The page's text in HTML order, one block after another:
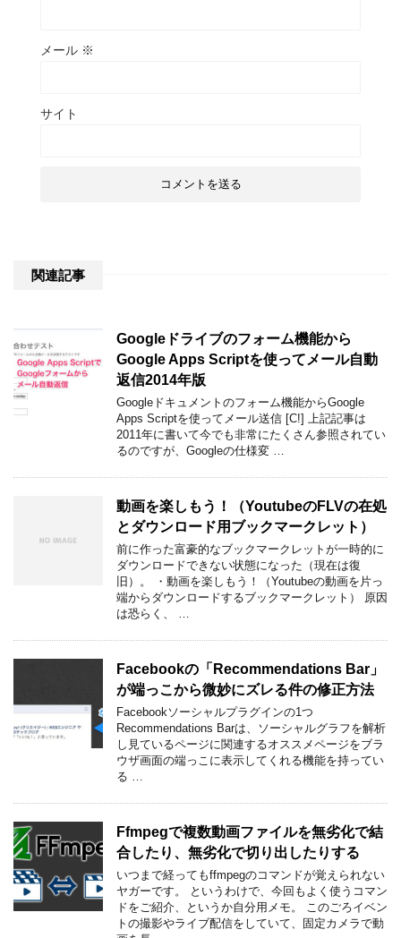
メール ※
サイト
関連記事
Googleドライブのフォーム機能から
Google Apps Scriptを使ってメール自動
返信2014年版
Googleドキュメントのフォーム機能からGoogle
Apps Scriptを使ってメール送信 [C!] 上記記事は
2011年に書いて今でも非常にたくさん参照されてい
るのですが、Googleの仕様変 …
動画を楽しもう！（YoutubeのFLVの在処
とダウンロード用ブックマークレット）
前に作った富豪的なブックマークレットが一時的に
ダウンロードできない状態になった（現在は復
旧）。 ・動画を楽しもう！（Youtubeの動画を片っ
端からダウンロードするブックマークレット） 原因
は恐らく、 …
Facebookの「Recommendations Bar」
が端っこから微妙にズレる件の修正方法
Facebookソーシャルプラグインの1つ
Recommendations Barは、ソーシャルグラフを解析
し見ているページに関連するオススメページをブラ
ウザ画面の端っこに表示してくれる機能を持ってい
る …
Ffmpegで複数動画ファイルを無劣化で結
合したり、無劣化で切り出したりする
いつまで経ってもffmpegのコマンドが覚えられない
ヤガーです。 というわけで、今回もよく使うコマン
ドをご紹介、というか自分用メモ。 このごろイベン
トの撮影やライブ配信をしていて、固定カメラで動